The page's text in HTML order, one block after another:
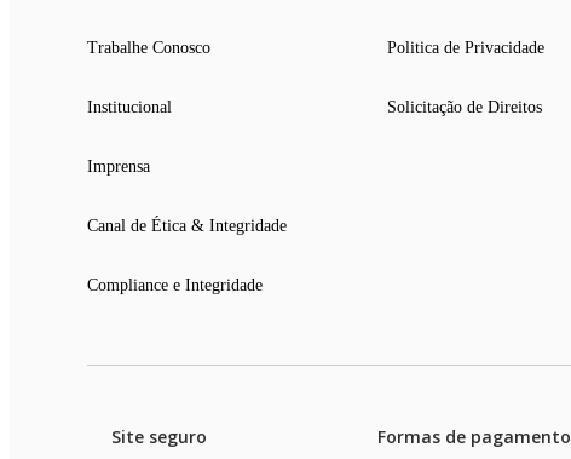
Trabalhe Conosco
Institucional
Imprensa
Canal de Ética & Integridade
Compliance e Integridade
Politica de Privacidade
Solicitação de Direitos
Site seguro Formas de pagamento